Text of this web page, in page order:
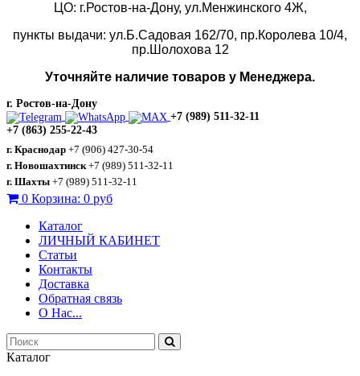
ЦО: г.Ростов-на-Дону, ул.Менжинского 4Ж,
пункты выдачи: ул.Б.Садовая 162/70, пр.Королева 10/4,
пр.Шолохова 12
Уточняйте наличие товаров у Менеджера.
г. Ростов-на-Дону
+7 (989) 511-32-11
+7 (863) 255-22-43
г. Краснодар +7 (906) 427-30-54
г. Новошахтинск +7 (989) 511-32-11
г. Шахты +7 (989) 511-32-11
0 Корзина: 0 руб
Каталог
ЛИЧНЫЙ КАБИНЕТ
Статьи
Контакты
Доставка
Обратная связь
О Нас...
Каталог